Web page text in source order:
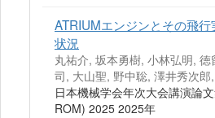
ATRIUMエンジンとその飛
状況
丸祐介, 坂本勇樹, 小林弘明,
司, 大山聖, 野中聡, 澤井秀次郎
日本機械学会年次大会講演論
ROM) 2025 2025年